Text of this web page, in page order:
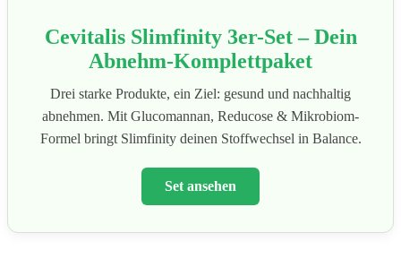
Cevitalis Slimfinity 3er-Set – Dein
Abnehm-Komplettpaket
Drei starke Produkte, ein Ziel: gesund und nachhaltig
abnehmen. Mit Glucomannan, Reducose & Mikrobiom-
Formel bringt Slimfinity deinen Stoffwechsel in Balance.
Set ansehen